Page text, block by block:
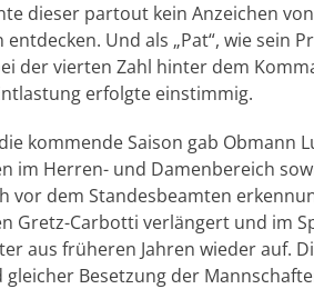
dieser partout kein Anzeichen
entdecken. Und als „Pat“, wie sein
der vierten Zahl hinter dem
erfolgte einstimmig.
kommende Saison gab Obmann
im Herren- und Damenbereich
vor dem Standesbeamten
Gretz-Carbotti verlängert und im
aus früheren Jahren wieder auf.
gleicher Besetzung der